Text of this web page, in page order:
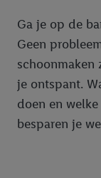
Ga je op de
Geen
je ontspant.
doen en
besparen je